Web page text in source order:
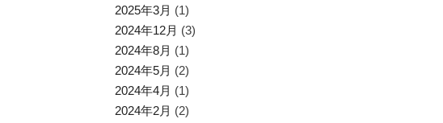
2025年3月 (1)
2024年12月 (3)
2024年8月 (1)
2024年5月 (2)
2024年4月 (1)
2024年2月 (2)